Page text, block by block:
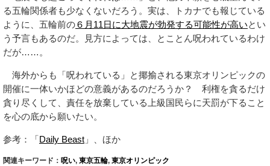
る五輪関係者も少なくないだろう。実は、トカナでも報じている
ように、五輪前の６月11日に大地震が勃発する可能性が高いとい
う予言もあるのだ。見方によっては、とことん呪われているわけ
だが……。
海外からも「呪われている」と揶揄される東京オリンピックの
開催に一体いかほどの意義があるのだろうか？ 利権を貪るだけ
貪り尽くして、責任を放棄している上級国民らに天罰が下ること
を心の底から願いたい。
参考：「Daily Beast 」、ほか
関連キーワード： 呪い, 東京五輪, 東京オリンピック